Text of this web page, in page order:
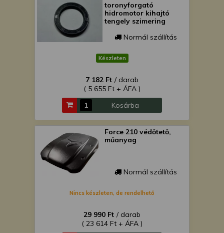
toronyforgató
hidromotor kihajtó
tengely szimering
Normál szállítás
Készleten
7 182 Ft / darab
( 5 655 Ft + ÁFA )
Kosárba
Force 210 védőtető,
műanyag
Normál szállítás
Nincs készleten, de rendelhető
29 990 Ft / darab
( 23 614 Ft + ÁFA )